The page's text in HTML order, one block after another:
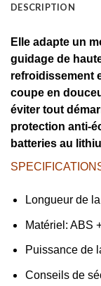
DESCRIPTION
Elle adapte un
guidage de
refroidissement
coupe en
éviter tout
protection anti-
batteries au
Longueur de
Matériel: ABS
Puissance de
Conseils de